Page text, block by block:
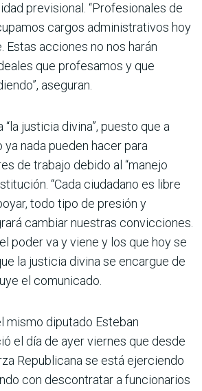
previsional. “Profesionales de
cargos administrativos hoy
Estas acciones no nos harán
que profesamos y que
aseguran.
justicia divina”, puesto que a
nada pueden hacer para
de trabajo debido al “manejo
“Cada ciudadano es libre
todo tipo de presión y
cambiar nuestras convicciones.
poder va y viene y los que hoy se
la justicia divina se encargue de
el comunicado.
mismo diputado Esteban
el día de ayer viernes que desde
Republicana se está ejerciendo
con descontratar a funcionarios